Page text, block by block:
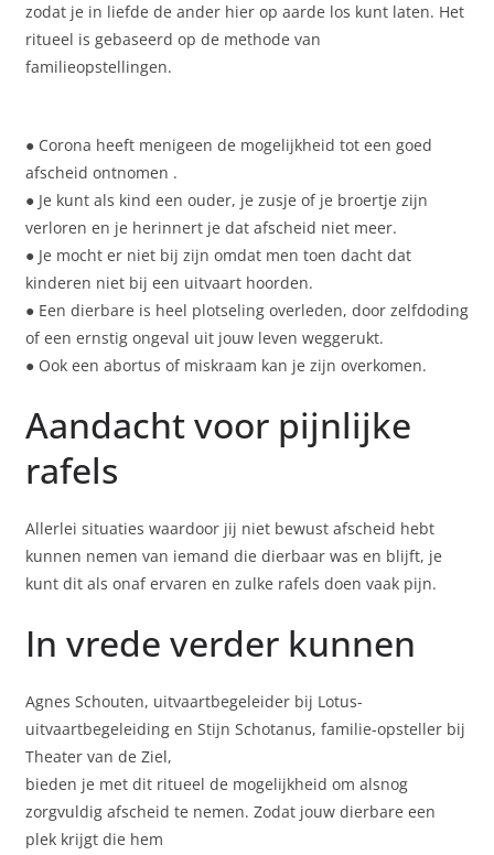
zodat je in liefde de ander hier op aarde los kunt laten. Het
ritueel is gebaseerd op de methode van
familieopstellingen.
● Corona heeft menigeen de mogelijkheid tot een goed
afscheid ontnomen .
● Je kunt als kind een ouder, je zusje of je broertje zijn
verloren en je herinnert je dat afscheid niet meer.
● Je mocht er niet bij zijn omdat men toen dacht dat
kinderen niet bij een uitvaart hoorden.
● Een dierbare is heel plotseling overleden, door zelfdoding
of een ernstig ongeval uit jouw leven weggerukt.
● Ook een abortus of miskraam kan je zijn overkomen.
Aandacht voor pijnlijke
rafels
Allerlei situaties waardoor jij niet bewust afscheid hebt
kunnen nemen van iemand die dierbaar was en blijft, je
kunt dit als onaf ervaren en zulke rafels doen vaak pijn.
In vrede verder kunnen
Agnes Schouten, uitvaartbegeleider bij Lotus-
uitvaartbegeleiding en Stijn Schotanus, familie-opsteller bij
Theater van de Ziel,
bieden je met dit ritueel de mogelijkheid om alsnog
zorgvuldig afscheid te nemen. Zodat jouw dierbare een
plek krijgt die hem